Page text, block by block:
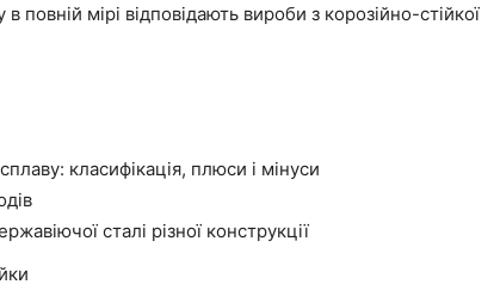
мірі відповідають вироби з корозійно-стійкої
класифікація, плюси і мінуси
сталі різної конструкції